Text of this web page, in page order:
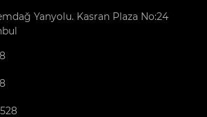
Yanyolu. Kasran Plaza No:24